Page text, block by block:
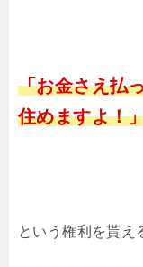
「お金さえ払
住めますよ！
という権利を貰え